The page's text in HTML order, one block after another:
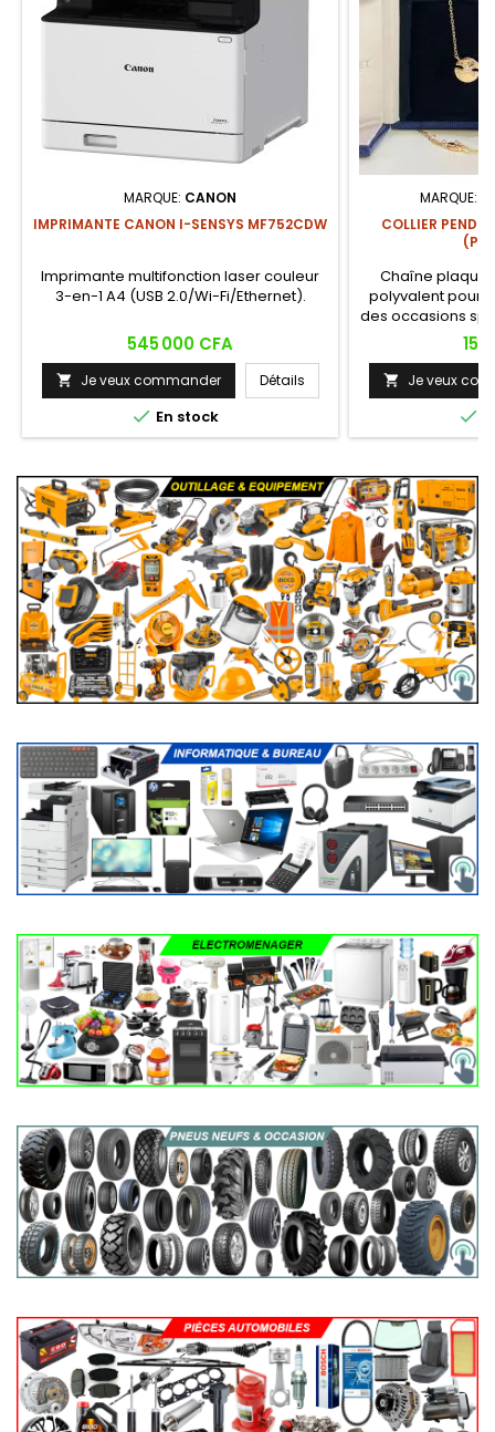
MARQUE: CANON
IMPRIMANTE CANON I-SENSYS MF752CDW
Imprimante multifonction laser couleur
3-en-1 A4 (USB 2.0/Wi-Fi/Ethernet).
Prix
545 000 CFA
 Je veux commander Détails
 En stock
MARQUE:
COLLIER
Chaîne
polyvalent pour
des occasions
cadeau
Prix
15
 Je veux
